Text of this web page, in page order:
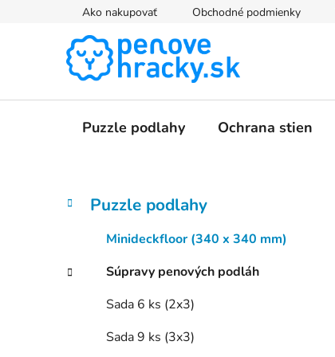
Ako nakupovať Obchodné podmienky
Puzzle podlahy Ochrana stien
B
ý
Preskočiť
kategórie
K
a
g
ó
Puzzle podlahy
Minideckfloor (340 x 340 mm)
Súpravy penových podláh
Sada 6 ks (2x3)
Sada 9 ks (3x3)